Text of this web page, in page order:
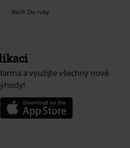
Balík Do ruky
a využijte všechny nové